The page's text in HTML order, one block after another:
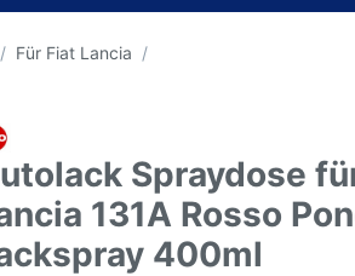
Für Fiat Lancia
Spraydose
131A Rosso
400ml